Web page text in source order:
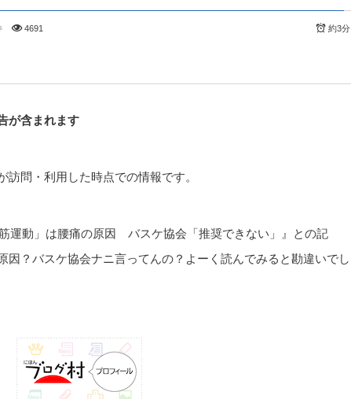
4691 約3分
が含まれます
問・利用した時点での情報です。
運動」は腰痛の原因 バスケ協会「推奨できない」』との記
因？バスケ協会ナニ言ってんの？よーく読んでみると勘違いでし